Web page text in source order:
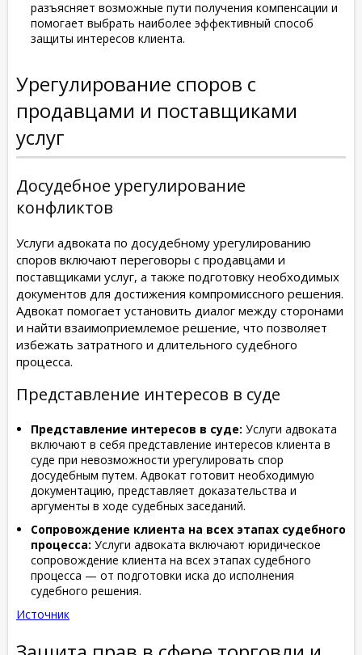
разъясняет возможные пути получения компенсации и
помогает выбрать наиболее эффективный способ
защиты интересов клиента.
Урегулирование споров с
продавцами и поставщиками
услуг
Досудебное урегулирование
конфликтов
Услуги адвоката по досудебному урегулированию
споров включают переговоры с продавцами и
поставщиками услуг, а также подготовку необходимых
документов для достижения компромиссного решения.
Адвокат помогает установить диалог между сторонами
и найти взаимоприемлемое решение, что позволяет
избежать затратного и длительного судебного
процесса.
Представление интересов в суде
Представление интересов в суде: Услуги адвоката
включают в себя представление интересов клиента в
суде при невозможности урегулировать спор
досудебным путем. Адвокат готовит необходимую
документацию, представляет доказательства и
аргументы в ходе судебных заседаний.
Сопровождение клиента на всех этапах судебного
процесса: Услуги адвоката включают юридическое
сопровождение клиента на всех этапах судебного
процесса — от подготовки иска до исполнения
судебного решения.
Источник